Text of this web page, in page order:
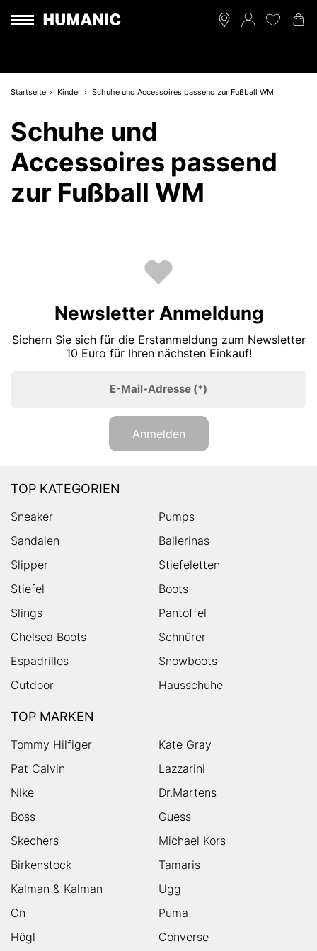
Startseite Kinder Schuhe und Accessoires passend zur Fußball WM
Schuhe und
Accessoires passend
zur Fußball WM
Newsletter Anmeldung
Sichern Sie sich für die Erstanmeldung zum Newsletter
10 Euro für Ihren nächsten Einkauf!
E-Mail-Adresse (*)
Anmelden
TOP KATEGORIEN
Sneaker
Pumps
Sandalen
Ballerinas
Slipper
Stiefeletten
Stiefel
Boots
Slings
Pantoffel
Chelsea Boots
Schnürer
Espadrilles
Snowboots
Outdoor
Hausschuhe
TOP MARKEN
Tommy Hilfiger
Kate Gray
Pat Calvin
Lazzarini
Nike
Dr.Martens
Boss
Guess
Skechers
Michael Kors
Birkenstock
Tamaris
Kalman & Kalman
Ugg
On
Puma
Högl
Converse